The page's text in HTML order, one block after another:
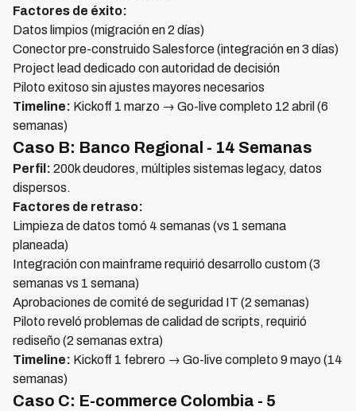
Factores de éxito:
Datos limpios (migración en 2 días)
Conector pre-construido Salesforce (integración en 3 días)
Project lead dedicado con autoridad de decisión
Piloto exitoso sin ajustes mayores necesarios
Timeline: Kickoff 1 marzo → Go-live completo 12 abril (6
semanas)
Caso B: Banco Regional - 14 Semanas
Perfil: 200k deudores, múltiples sistemas legacy, datos
dispersos.
Factores de retraso:
Limpieza de datos tomó 4 semanas (vs 1 semana
planeada)
Integración con mainframe requirió desarrollo custom (3
semanas vs 1 semana)
Aprobaciones de comité de seguridad IT (2 semanas)
Piloto reveló problemas de calidad de scripts, requirió
rediseño (2 semanas extra)
Timeline: Kickoff 1 febrero → Go-live completo 9 mayo (14
semanas)
Caso C: E-commerce Colombia - 5